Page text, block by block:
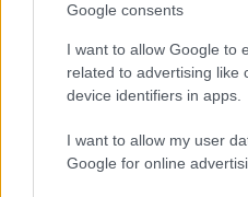
Google consents
I want to allow Google to
related to advertising like
device identifiers in apps.
I want to allow my user
Google for online